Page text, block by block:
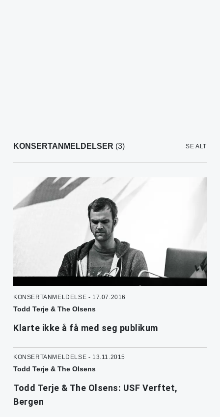
KONSERTANMELDELSER (3) SE ALT
KONSERTANMELDELSE - 17.07.2016
Todd Terje & The Olsens
Klarte ikke å få med seg publikum
KONSERTANMELDELSE - 13.11.2015
Todd Terje & The Olsens
Todd Terje & The Olsens: USF Verftet,
Bergen